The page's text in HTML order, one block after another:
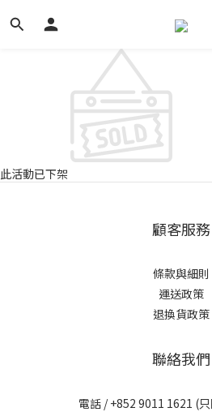
此活動已下架
顧客服務
條款與細則
運送政策
退換貨政策
聯絡我們
電話 / +852 9011 1621 (